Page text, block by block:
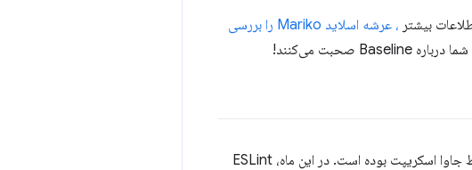
بیشتر
، عرشه اسلاید Mariko را بررسی